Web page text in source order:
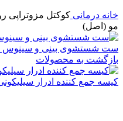
خانه درمانی کوکتل مزوتراپی
مو (اصل)
ست شستشوی بینی و سینوس
بازگشت به محصولات
کیسه جمع کننده ادرار